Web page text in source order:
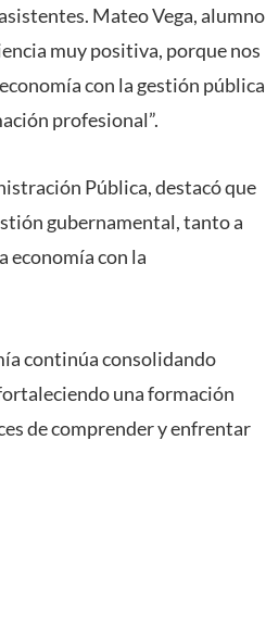
Mateo Vega, alumno
muy positiva, porque nos
con la gestión pública
profesional”.
Pública, destacó que
gubernamental, tanto a
economía con la
continúa consolidando
una formación
de comprender y enfrentar